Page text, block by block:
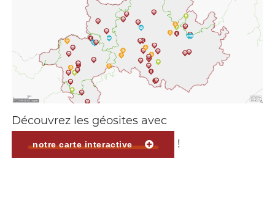
Découvrez les géosites avec
notre carte interactive !